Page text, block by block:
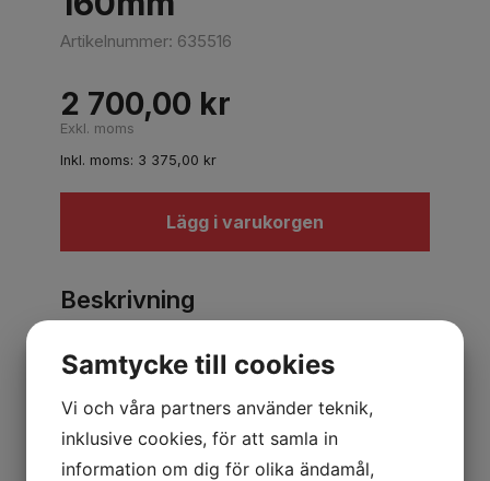
Artikelnummer: 635516
2 700,00 kr
Exkl. moms
Inkl. moms: 3 375,00 kr
Lägg i varukorgen
Beskrivning
ventilationen. Hindrar även vatten och
snö från att komma ner i skorstenen.
Tillverkad i rostfritt stål (AISI 304)
Samtycke till cookies
Vi och våra partners använder teknik,
inklusive cookies, för att samla in
information om dig för olika ändamål,